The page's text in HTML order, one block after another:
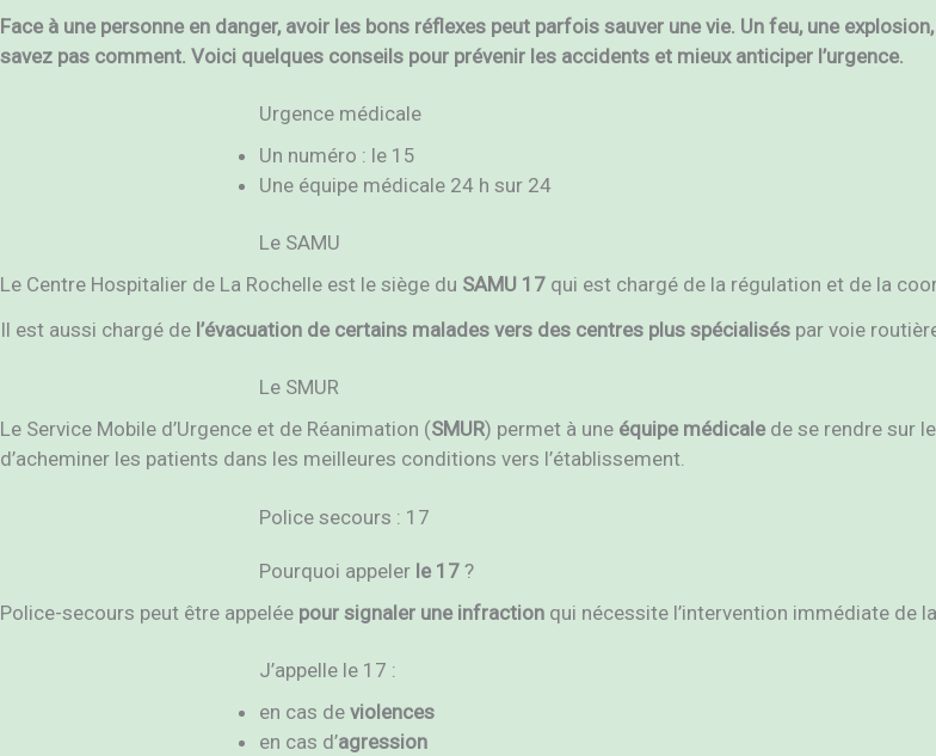
Face à une personne en danger, avoir les bons réflexes peut parfois sauver une vie. Un feu, une
savez pas comment. Voici quelques conseils pour prévenir les accidents et mieux anticiper l’urgence.
Urgence médicale
Un numéro : le 15
Une équipe médicale 24 h sur 24
Le SAMU
Le Centre Hospitalier de La Rochelle est le siège du SAMU 17 qui est chargé de la régulation et de la
Il est aussi chargé de l’évacuation de certains malades vers des centres plus spécialisés par voie
Le SMUR
Le Service Mobile d’Urgence et de Réanimation (SMUR) permet à une équipe médicale de se rendre sur
d’acheminer les patients dans les meilleures conditions vers l’établissement.
Police secours : 17
Pourquoi appeler le 17 ?
Police-secours peut être appelée pour signaler une infraction qui nécessite l’intervention immédiate de
J’appelle le 17 :
en cas de violences
en cas d’agression